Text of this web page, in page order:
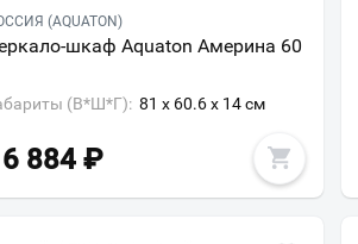
(AQUATON)
шкаф Aquaton Америна 60
(В*Ш*Г): 81 x 60.6 x 14 см
884 ₽